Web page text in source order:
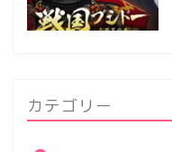
カテゴリー